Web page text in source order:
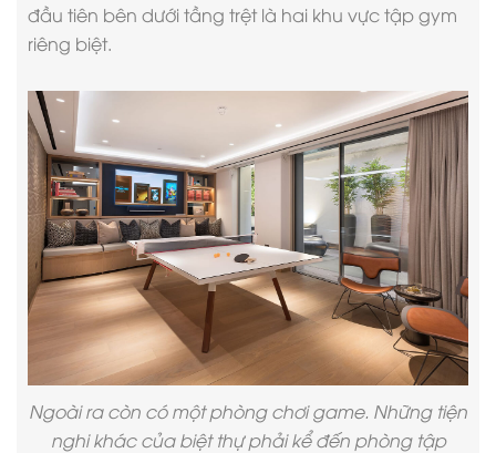
đầu tiên bên dưới tầng trệt là hai khu vực tập gym
riêng biệt.
Ngoài ra còn có một phòng chơi game. Những tiện
nghi khác của biệt thự phải kể đến phòng tập